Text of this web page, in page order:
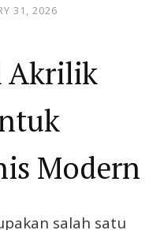
31, 2026
Akrilik
Modern
salah satu